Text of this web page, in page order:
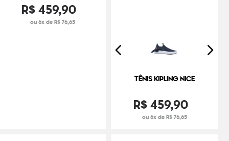
R$459,90
ou 6x de R$ 76,65
TÊNIS KIPLING NICE
R$459,90
ou 6x de R$ 76,65